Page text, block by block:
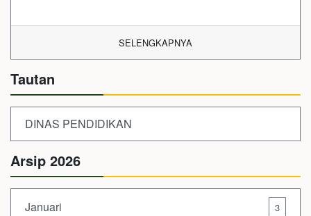
SELENGKAPNYA
Tautan
DINAS PENDIDIKAN
Arsip 2026
Januari 3